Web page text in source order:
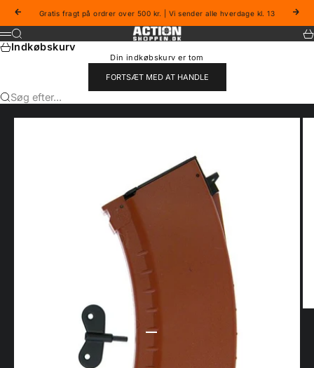
ForrigeGratis fragt på ordrer over 500 kr. | Vi sender alle hverdage kl. 13
Actionshoppen
Menu
Søg
Indkøbskurv
Din indkøbskurv er tom
FORTSÆT MED AT HANDLE
Søg efter...
Gå til element 1